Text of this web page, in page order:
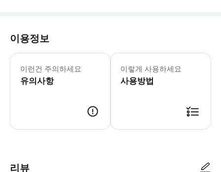
이용정보
이런건 주의하세요
유의사항
매우 중요 1. 이 플랜은 다음과 같이 4
이렇게 사용하세요
사용방법
리뷰